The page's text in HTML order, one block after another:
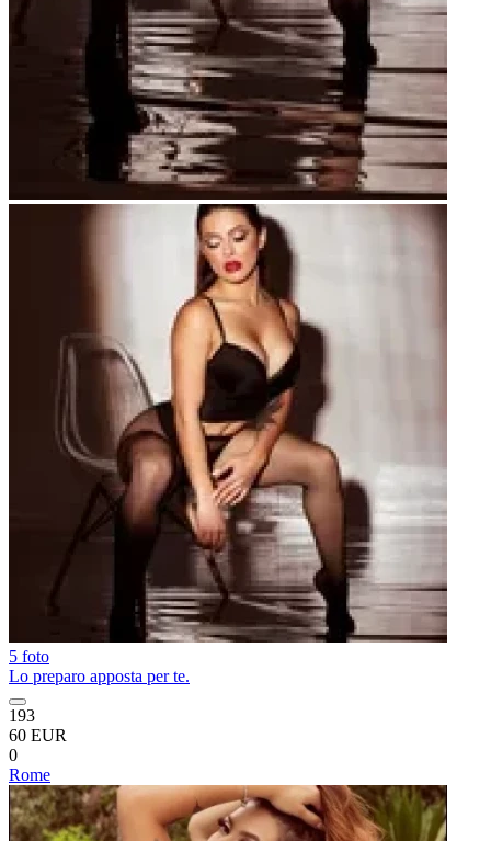
5 foto
Lo preparo apposta per te.
193
60 EUR
0
Rome